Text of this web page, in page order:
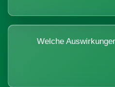
Welche